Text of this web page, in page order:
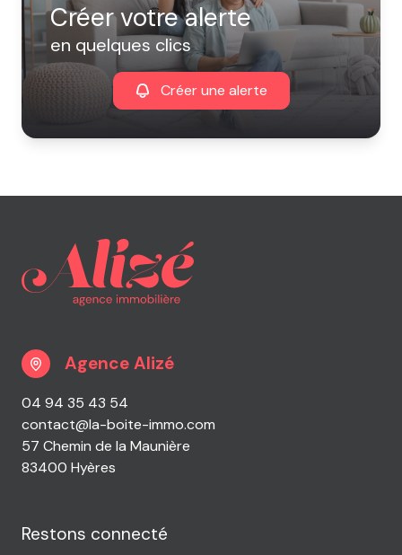
Créer votre alerte
en quelques clics
Créer une alerte
Agence Alizé
04 94 35 43 54
contact@la-boite-immo.com
57 Chemin de la Maunière
83400 Hyères
Restons connecté